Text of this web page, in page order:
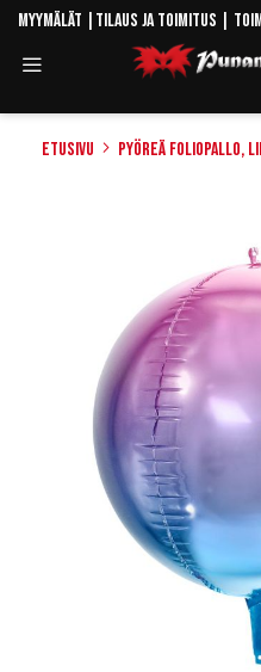
Myymälät Tilaus ja toimitus |
Etusivu Pyöreä foliopallo,